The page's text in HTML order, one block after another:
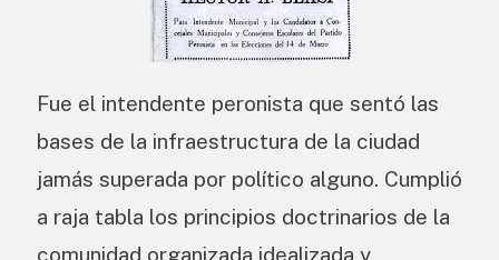
Fue el intendente peronista que sentó las
bases de la infraestructura de la ciudad
jamás superada por político alguno. Cumplió
a raja tabla los principios doctrinarios de la
comunidad organizada idealizada y